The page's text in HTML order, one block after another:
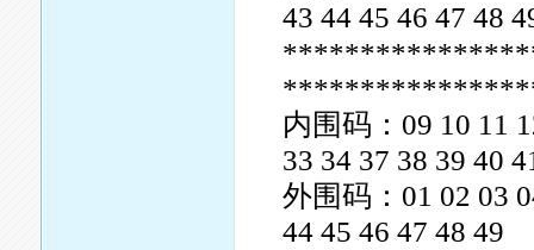
43 44 45 46 47 48
内围码：09 10 11
33 34 37 38 39 40
外围码：01 02 03
44 45 46 47 48 49